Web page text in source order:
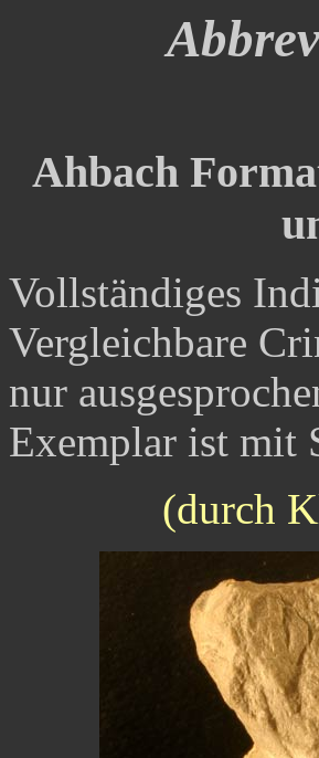
Ahbach
Vollständiges
Vergleichbare
nur
Exemplar ist mit
(durch